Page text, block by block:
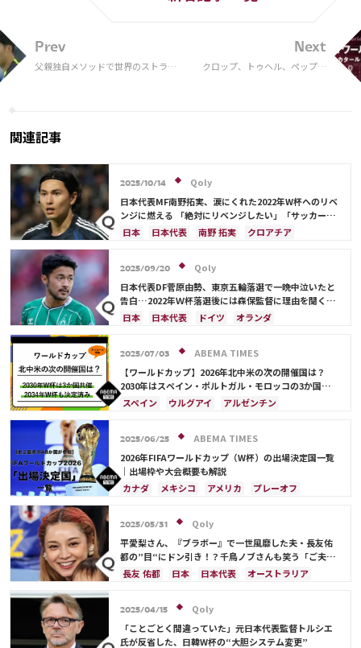
Prev
父親独自メソッドで世界のストライ
Next
クロップ、トゥヘル、ペップ。
関連記事
2025/10/14
Qoly
日本代表MF南野拓実、涙にくれた2022年W杯へのリベ
ンジに燃える 「絶対にリベンジしたい」「サッカー人
生をかけた戦い」
日本 日本代表 南野 拓実
クロアチア
谷 晃生
吉田 麻也 谷口 彰悟
2025/09/20
Qoly
日本代表DF菅原由勢、東京五輪落選で一晩中泣いたと
告白…2022年Ｗ杯落選後には森保監督に理由を聞く
「受け入れるのは難しかった」
日本 日本代表 ドイツ オランダ
2025/07/03
ABEMA TIMES
【ワールドカップ】2026年北中米の次の開催国は？
2030年はスペイン・ポルトガル・モロッコの3か国共
催！ ウルグアイ・アルゼンチン・パラグアイでも限定
スペイン ウルグアイ
アルゼンチン
サウジアラビア
メキシコ アメリカ
イングランド
日本 カナダ 韓国
セルビア
スイス
オーストラリア
2025/06/25
ABEMA TIMES
2026年FIFAワールドカップ（W杯）の出場決定国一覧
｜出場枠や大会概要も解説
カナダ
メキシコ アメリカ
プレーオフ
エクアドル
オーストラリア
2025/05/31
Qoly
平愛梨さん、『ブラボー』で一世風靡した夫・長友佑
都の”目“にドン引き！？千鳥ノブさんも笑う「ご夫人
から見ても…」
長友 佑都 日本 日本代表
オーストラリア
2025/04/15
Qoly
「ことごとく間違っていた」元日本代表監督トルシエ
氏が反省した、日韓W杯の“大胆システム変更”